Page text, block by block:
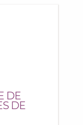
DE
DE